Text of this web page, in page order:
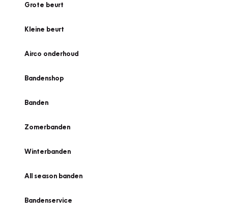
Grote beurt
Kleine beurt
Airco onderhoud
Bandenshop
Banden
Zomerbanden
Winterbanden
All season banden
Bandenservice